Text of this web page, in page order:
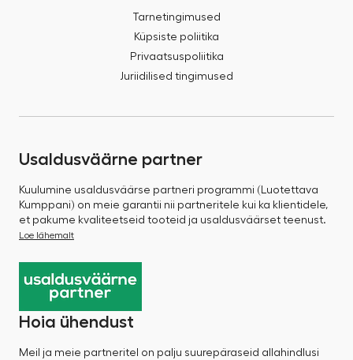
Tarnetingimused
Küpsiste poliitika
Privaatsuspoliitika
Juriidilised tingimused
Usaldusväärne partner
Kuulumine usaldusväärse partneri programmi (Luotettava
Kumppani) on meie garantii nii partneritele kui ka klientidele,
et pakume kvaliteetseid tooteid ja usaldusväärset teenust.
Loe lähemalt
Hoia ühendust
Meil ja meie partneritel on palju suurepäraseid allahindlusi